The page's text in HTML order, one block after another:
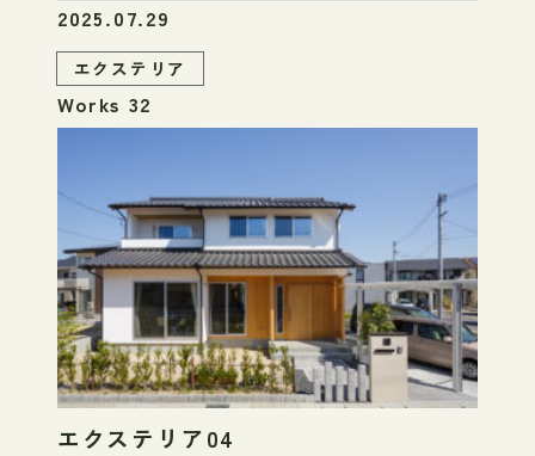
2025.07.29
エクステリア
Works 32
エクステリア04